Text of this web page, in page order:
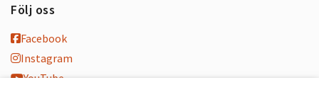
Följ oss
Facebook
Instagram
YouTube